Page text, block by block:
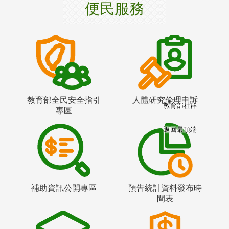
便民服務
教育部全民安全指引
專區
人體研究倫理申訴
補助資訊公開專區
預告統計資料發布時
間表
教育部社群
返回最頂端